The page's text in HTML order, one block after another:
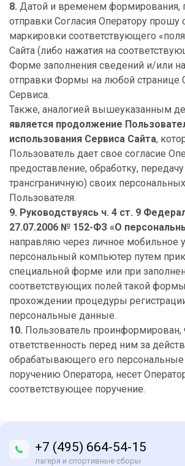
8. Датой и временем формирования,
отправки Согласия Оператору прошу
маркировки соответствующего
Сайта (либо нажатия на
Форме заполнения сведений и/или
отправки Формы на любой странице
Сервиса.
Также, аналогией вышеуказанным
является продолжение
использования Сервиса Сайта,
Пользователь дает свое согласие
предоставление, обработку,
трансграничную) своих
Пользователя.
9. Руководствуясь ч. 4 ст. 9
27.07.2006 № 152-ФЗ «О
направляю через личное мобильное
персональный компьютер путем
специальной форме или при
соответствующих полей такой
прохождении процедуры
персональные данные.
10. Пользователь проинформирован,
ответственность перед ним за
обрабатывающего его
поручению Оператора, несет
соответствующее поручение.
+7 (495) 664-54-15
лагеря и спортивные сборы